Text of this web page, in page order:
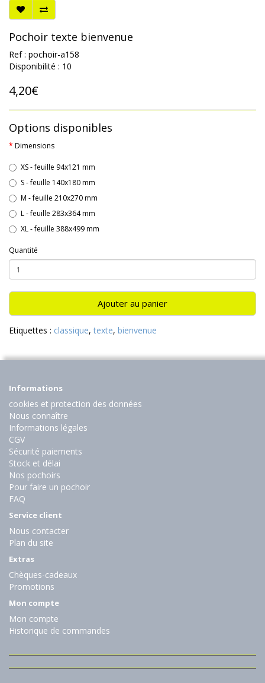
Pochoir texte bienvenue
Ref : pochoir-a158
Disponibilité : 10
4,20€
Options disponibles
Dimensions
XS - feuille 94x121 mm
S - feuille 140x180 mm
M - feuille 210x270 mm
L - feuille 283x364 mm
XL - feuille 388x499 mm
Quantité
Ajouter au panier
Etiquettes : classique,texte, bienvenue
Informations
cookies et protection des données
Nous connaître
Informations légales
CGV
Sécurité paiements
Stock et délai
Nos pochoirs
Pour faire un pochoir
FAQ
Service client
Nous contacter
Plan du site
Extras
Chèques-cadeaux
Promotions
Mon compte
Mon compte
Historique de commandes